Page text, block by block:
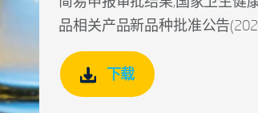
品相关产品新品种批准公告
下载